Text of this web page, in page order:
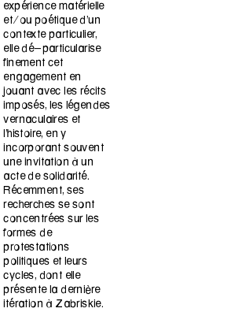
expérience matérielle
et/ou poétique d'un
contexte particulier,
elle dé-particularise
finement cet
engagement en
jouant avec les récits
imposés, les légendes
vernaculaires et
l'histoire, en y
incorporant souvent
une invitation à un
acte de solidarité.
Récemment, ses
recherches se sont
concentrées sur les
formes de
protestations
politiques et leurs
cycles, dont elle
présente la dernière
itération à Zabriskie.